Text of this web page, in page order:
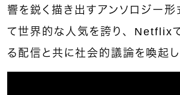
響を鋭く描き出すアンソロジー形
て世界的な人気を誇り、Netflix
る配信と共に社会的議論を喚起し